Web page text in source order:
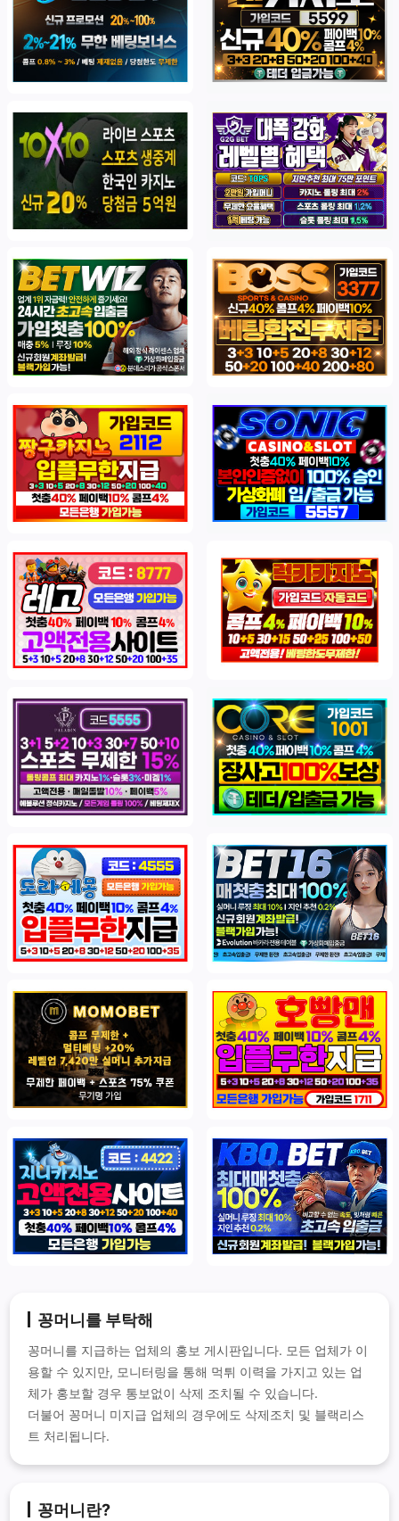
꽁머니를 부탁해
꽁머니를 지급하는 업체의 홍보 게시판입니다. 모든 업체가 이
용할 수 있지만, 모니터링을 통해 먹튀 이력을 가지고 있는 업
체가 홍보할 경우 통보없이 삭제 조치될 수 있습니다.
더불어 꽁머니 미지급 업체의 경우에도 삭제조치 및 블랙리스
트 처리됩니다.
꽁머니란?